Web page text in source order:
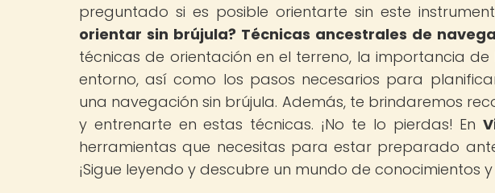
preguntado si es posible orientarte sin este
orientar sin brújula? Técnicas ancestrales de
técnicas de orientación en el terreno, la importancia
entorno, así como los pasos necesarios para
una navegación sin brújula. Además, te brindaremos
y entrenarte en estas técnicas. ¡No te lo pierdas! En
herramientas que necesitas para estar preparado
¡Sigue leyendo y descubre un mundo de conocimientos